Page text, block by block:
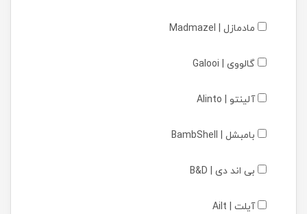
مادمازل | Madmazel
گالووی | Galooi
آلینتو | Alinto
بامبشل | BambShell
بی اند دی | B&D
آیلت | Ailt